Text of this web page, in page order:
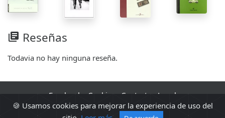
library_books Reseñas
Todavia no hay ninguna reseña.
🍪 Usamos cookies para mejorar la experiencia de uso del
Facebook Cookies Contacto
Legal
2010 - 2026 Sopa de libros s2 0.0220